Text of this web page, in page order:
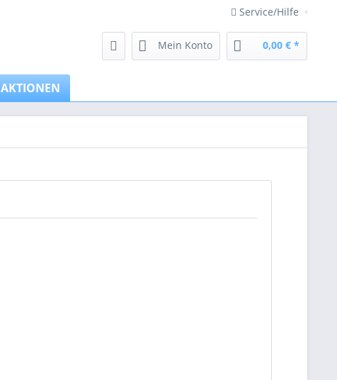
Service/Hilfe
Mein Konto 0,00 € *
AKTIONEN